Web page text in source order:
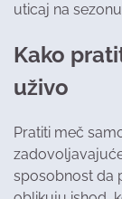
uticaj na
Kako
uživo
Pratiti meč
sposobnost da